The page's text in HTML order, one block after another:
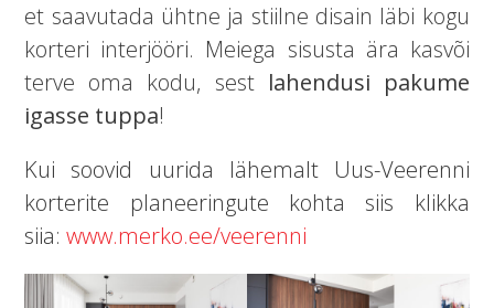
et saavutada ühtne ja stiilne disain läbi kogu
korteri interjööri. Meiega sisusta ära kasvõi
terve oma kodu, sest lahendusi pakume
igasse tuppa!
Kui soovid uurida lähemalt Uus-Veerenni
korterite planeeringute kohta siis klikka
siia:www.merko.ee/veerenni